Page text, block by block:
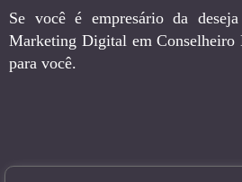
Se você é empresário da
Marketing Digital em
para você.